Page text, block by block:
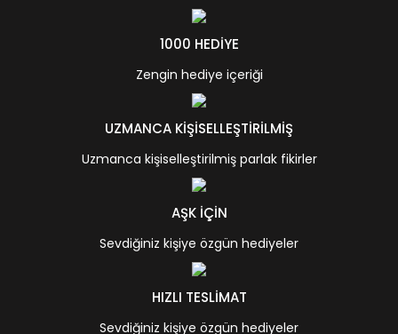
1000 HEDİYE
Zengin hediye içeriği
UZMANCA KİŞİSELLEŞTİRİLMİŞ
Uzmanca kişiselleştirilmiş parlak fikirler
AŞK İÇİN
Sevdiğiniz kişiye özgün hediyeler
HIZLI TESLİMAT
Sevdiğiniz kişiye özgün hediyeler